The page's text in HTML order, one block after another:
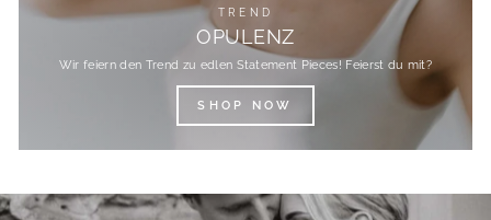
TREND
OPULENZ
Wir feiern den Trend zu edlen Statement Pieces! Feierst du mit?
SHOP NOW